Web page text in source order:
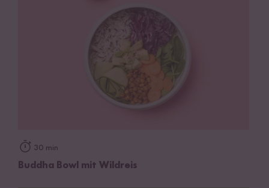
30 min
Buddha Bowl mit Wildreis